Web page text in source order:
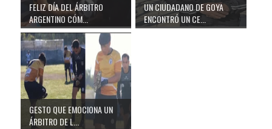
FELIZ DÍA DEL ÁRBITRO
ARGENTINO CÓM...
UN CIUDADANO DE GOYA
ENCONTRÓ UN CE...
GESTO QUE EMOCIONA UN
ÁRBITRO DE L...